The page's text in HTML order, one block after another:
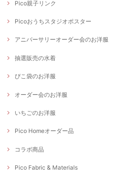
Pico親子リンク
Picoおうちスタジオポスター
アニバーサリーオーダー会のお洋服
抽選販売の水着
ぴこ袋のお洋服
オーダー会のお洋服
いちごのお洋服
Pico Homeオーダー品
コラボ商品
Pico Fabric & Materials